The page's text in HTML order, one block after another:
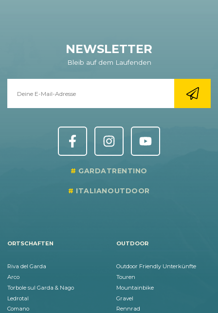
NEWSLETTER
Bleib auf dem Laufenden
GARDATRENTINO
ITALIANOUTDOOR
ORTSCHAFTEN
Riva del Garda
Arco
Torbole sul Garda & Nago
Ledrotal
Comano
OUTDOOR
Outdoor Friendly Unterkünfte
Touren
Mountainbike
Gravel
Rennrad